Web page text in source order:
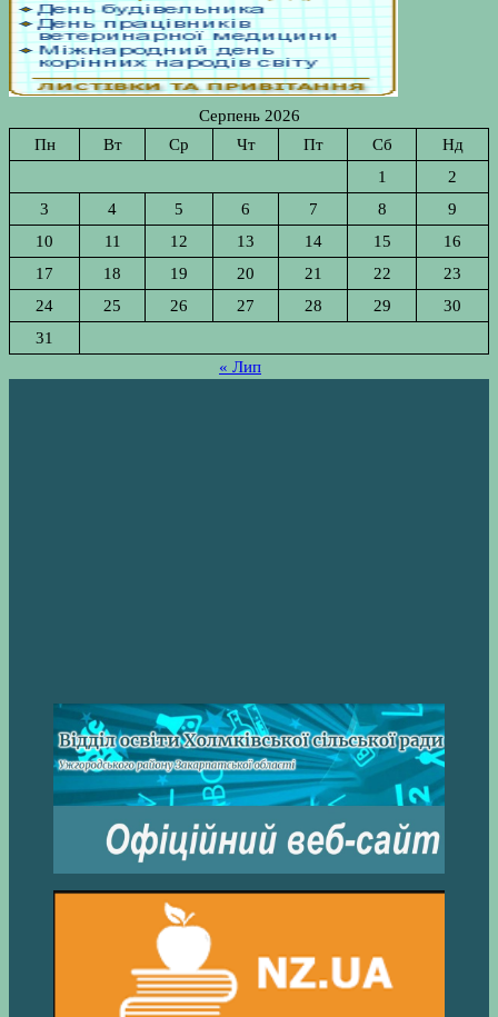
Серпень 2026
Пн
Вт Ср Чт Пт Сб
Нд
1
2
3
4 5 6 7 8
9
10
11 12 13 14 15
16
17
18 19 20 21 22
23
24
25 26 27 28 29
30
31
« Лип